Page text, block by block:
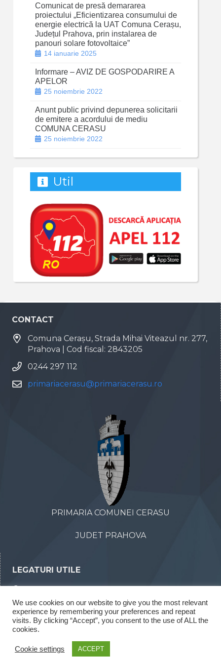
Comunicat de presă demararea
proiectului „Eficientizarea consumului de
energie electrică la UAT Comuna Cerașu,
Județul Prahova, prin instalarea de
panouri solare fotovoltaice”
14 ianuarie 2025
Informare – AVIZ DE GOSPODARIRE A
APELOR
25 noiembrie 2022
Anunt public privind depunerea solicitarii
de emitere a acordului de mediu
COMUNA CERASU
25 noiembrie 2022
Util
CONTACT
Comuna Cerașu, Strada Mihai Viteazul nr. 277,
Prahova | Cod fiscal: 2843205
0244 297 112
primariacerasu@primariacerasu.ro
PRIMARIA COMUNEI CERASU
JUDET PRAHOVA
LEGATURI UTILE
Declaratii de interese
Rapoarte legea 52/2003
We use cookies on our website to give you the most relevant
experience by remembering your preferences and repeat
visits. By clicking “Accept”, you consent to the use of ALL the
cookies.
Cookie settings ACCEPT